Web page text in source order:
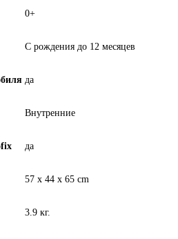
0+
С рождения до 12 месяцев
да
Внутренние
да
57 x 44 x 65 cm
3.9 кг.